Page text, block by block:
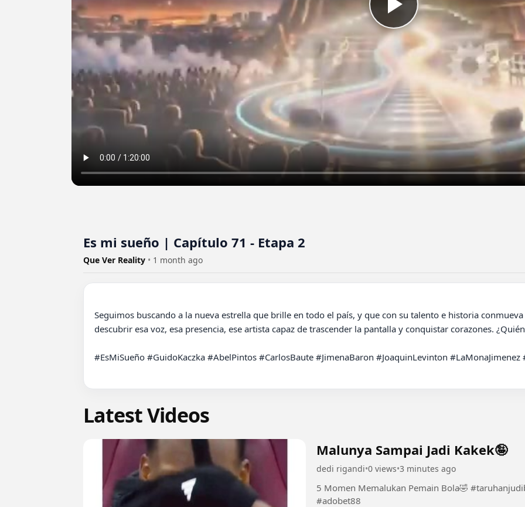
Es mi sueño | Capítulo 71 - Etapa 2
Que Ver Reality • 1 month ago
Seguimos buscando a la nueva estrella que brille en todo el país, y que con su talento e historia
descubrir esa voz, esa presencia, ese artista capaz de trascender la pantalla y conquistar corazones.
#EsMiSueño #GuidoKaczka #AbelPintos #CarlosBaute #JimenaBaron #JoaquinLevinton
Latest Videos
Malunya Sampai Jadi Kakek🤪
dedi rigandi•0 views•3 minutes ago
5 Momen Memalukan Pemain Bola🤣 #taruhanjudibola #taruhanbola #sbobet #mixparlay
#adobet88